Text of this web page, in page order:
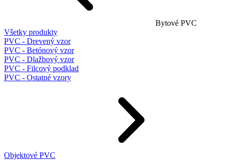
Bytové PVC
Všetky produkty
PVC - Drevený vzor
PVC - Betónový vzor
PVC - Dlažbový vzor
PVC - Filcový podklad
PVC - Ostatné vzory
Objektové PVC